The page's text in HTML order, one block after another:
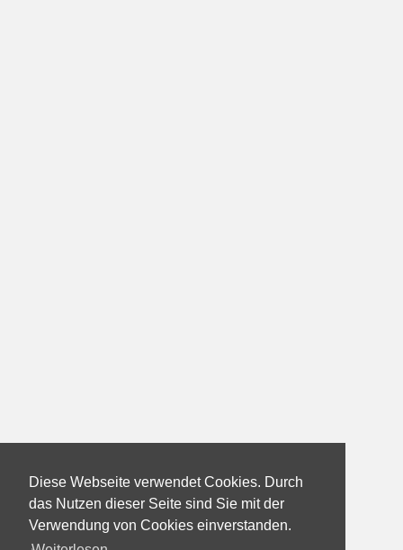
Diese Webseite verwendet Cookies. Durch
das Nutzen dieser Seite sind Sie mit der
Verwendung von Cookies einverstanden.